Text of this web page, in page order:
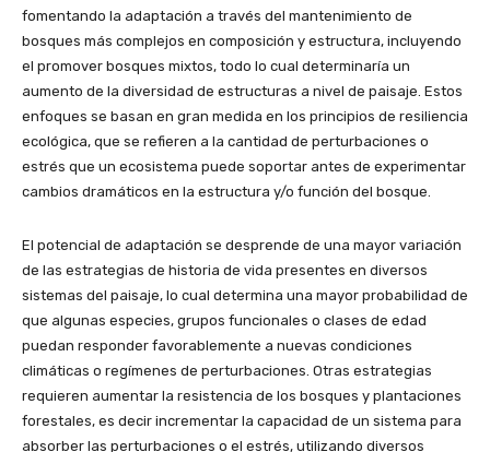
fomentando la adaptación a través del mantenimiento de
bosques más complejos en composición y estructura, incluyendo
el promover bosques mixtos, todo lo cual determinaría un
aumento de la diversidad de estructuras a nivel de paisaje. Estos
enfoques se basan en gran medida en los principios de resiliencia
ecológica, que se refieren a la cantidad de perturbaciones o
estrés que un ecosistema puede soportar antes de experimentar
cambios dramáticos en la estructura y/o función del bosque.
El potencial de adaptación se desprende de una mayor variación
de las estrategias de historia de vida presentes en diversos
sistemas del paisaje, lo cual determina una mayor probabilidad de
que algunas especies, grupos funcionales o clases de edad
puedan responder favorablemente a nuevas condiciones
climáticas o regímenes de perturbaciones. Otras estrategias
requieren aumentar la resistencia de los bosques y plantaciones
forestales, es decir incrementar la capacidad de un sistema para
absorber las perturbaciones o el estrés, utilizando diversos